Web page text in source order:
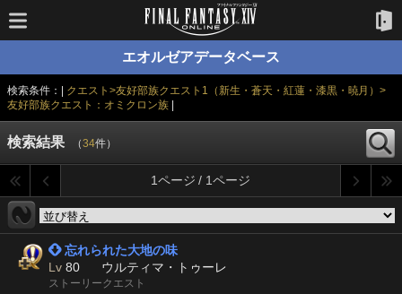
エオルゼアデータベース
検索条件：| クエスト>友好部族クエスト1（新生・蒼天・紅蓮・漆黒・暁月）>
友好部族クエスト：オミクロン族|
検索結果 （34件）
1ページ / 1ページ
 忘れられた大地の味
Lv 80 ウルティマ・トゥーレ
ストーリークエスト